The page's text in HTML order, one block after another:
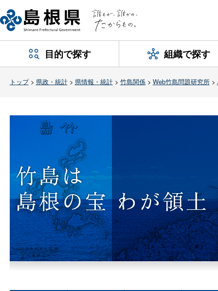
目的で探す 組織で探す
トップ> 県政・統計> 県情報・統計> 竹島関係> Web竹島問題研究所>